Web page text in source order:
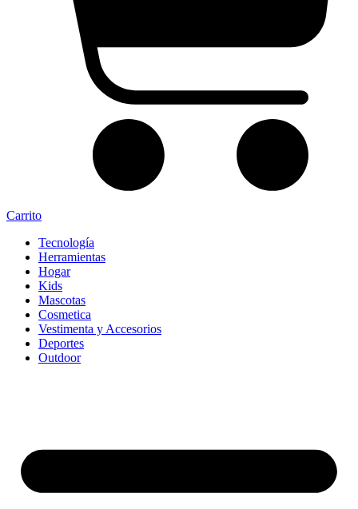
Carrito
Tecnología
Herramientas
Hogar
Kids
Mascotas
Cosmetica
Vestimenta y Accesorios
Deportes
Outdoor